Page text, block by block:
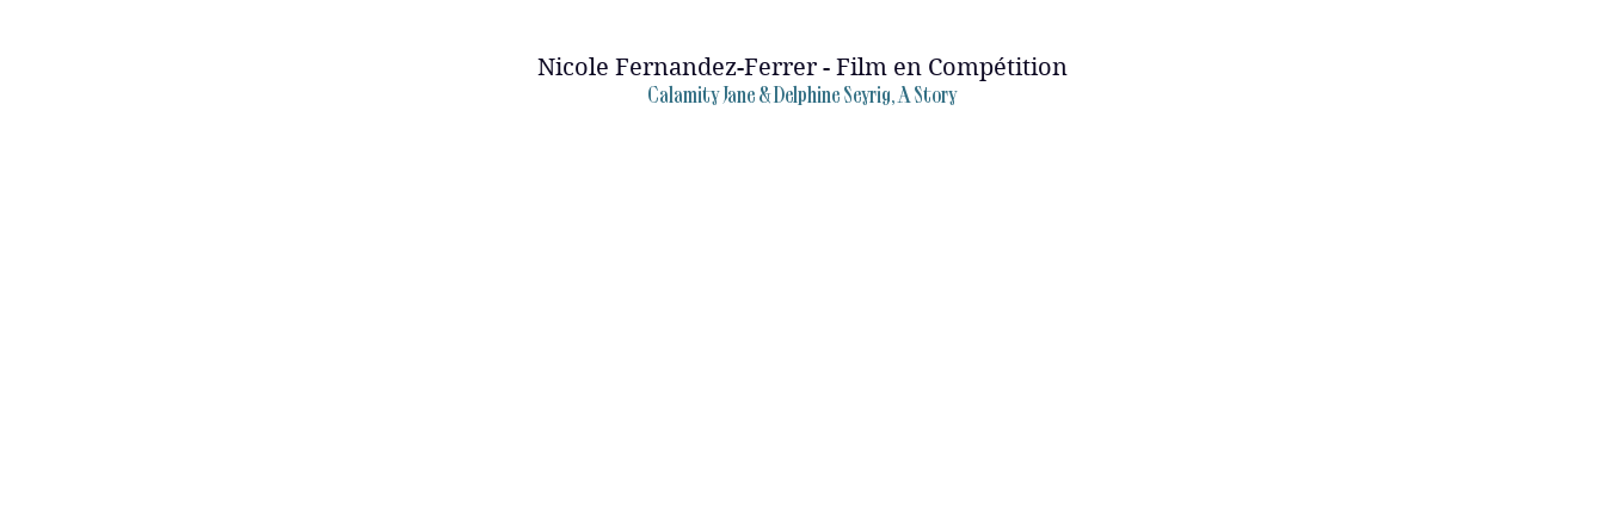
Nicole Fernandez-Ferrer - Film en Compétition
Calamity Jane & Delphine Seyrig, A Story